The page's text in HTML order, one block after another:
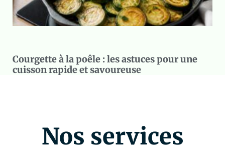
Courgette à la poêle : les astuces pour une
cuisson rapide et savoureuse
Nos services